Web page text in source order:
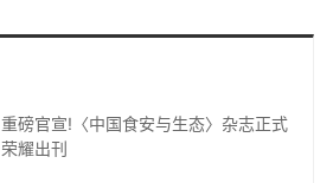
重磅官宣!〈中国食安与生态〉杂志正式
荣耀出刊